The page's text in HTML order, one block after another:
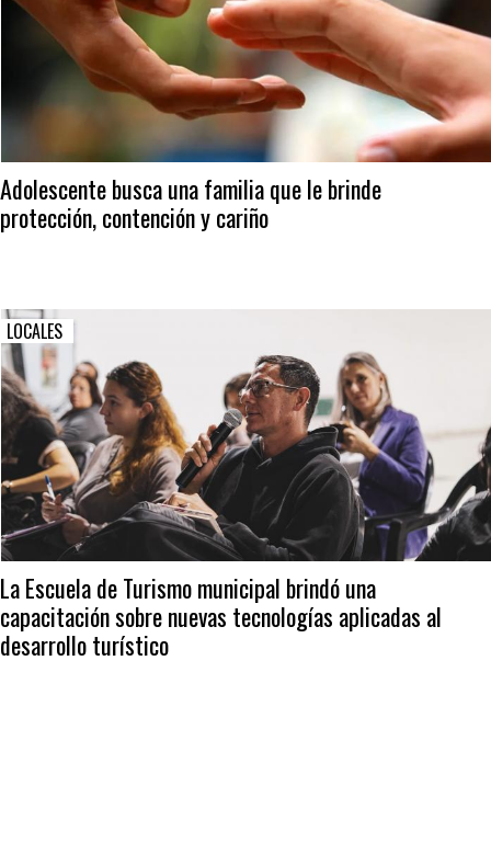
Adolescente busca una familia que le brinde
protección, contención y cariño
LOCALES
La Escuela de Turismo municipal brindó una
capacitación sobre nuevas tecnologías aplicadas al
desarrollo turístico